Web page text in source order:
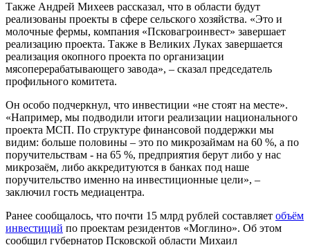
Также Андрей Михеев рассказал, что в области будут
реализованы проекты в сфере сельского хозяйства. «Это и
молочные фермы, компания «Псковагроинвест» завершает
реализацию проекта. Также в Великих Луках завершается
реализация окопного проекта по организации
мясоперерабатывающего завода», – сказал председатель
профильного комитета.
Он особо подчеркнул, что инвестиции «не стоят на месте».
«Например, мы подводили итоги реализации национального
проекта МСП. По структуре финансовой поддержки мы
видим: больше половины – это по микрозаймам на 60 %, а по
поручительствам - на 65 %, предприятия берут либо у нас
микрозаём, либо аккредитуются в банках под наше
поручительство именно на инвестиционные цели», –
заключил гость медиацентра.
Ранее сообщалось, что почти 15 млрд рублей составляет объём
инвестиций по проектам резидентов «Моглино». Об этом
сообщил губернатор Псковской области Михаил